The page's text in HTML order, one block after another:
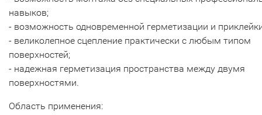
навыков;
- возможность одновременной герметизации и
- великолепное сцепление практически с любым типом
поверхностей;
- надежная герметизация пространства между двумя
поверхностями.
Область применения: